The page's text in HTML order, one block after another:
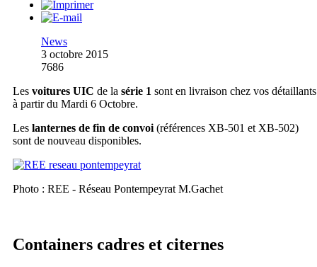
News
3 octobre 2015
7686
Les voitures UIC de la série 1 sont en livraison chez vos détaillants
à partir du Mardi 6 Octobre.
Les lanternes de fin de convoi (références XB-501 et XB-502)
sont de nouveau disponibles.
Photo : REE - Réseau Pontempeyrat M.Gachet
Containers cadres et citernes